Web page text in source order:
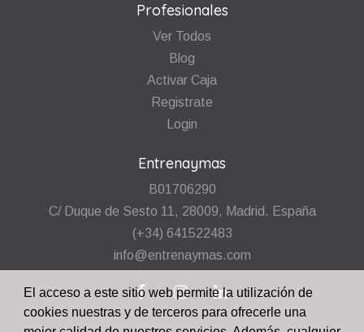
Profesionales
Ver Todos
Blog
Activar Caja
Registrate
Login
Entrenaymas
B01706290
C/ Duque de Sesto 11, 28009, Madrid. España
(+34) 641522483
info@entrenaymas.com
El acceso a este sitio web permite la utilización de
cookies nuestras y de terceros para ofrecerle una